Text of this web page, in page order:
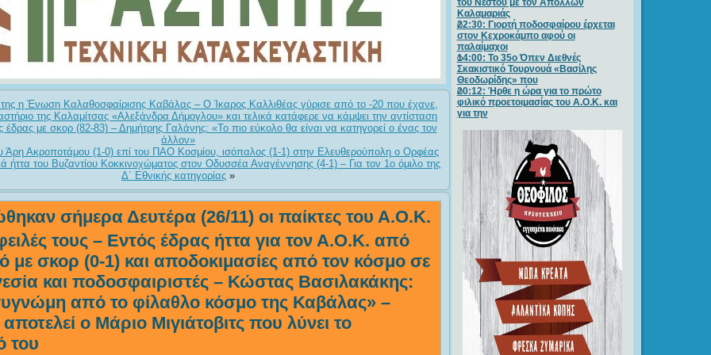
της η Ένωση Καλαθοσφαίρισης Καβάλας – Ο Ίκαρος Καλλιθέας γύρισε από το -20 που έχανε,
της Καλαμίτσας «Αλεξάνδρα Δήμογλου» και τελικά κατάφερε να κάμψει την αντίσταση
έδρας με σκορ (82-83) – Δημήτρης Γαλάνης: «Το πιο εύκολο θα είναι να κατηγορεί ο ένας τον
άλλον»
Άρη Ακροποτάμου (1-0) επί του ΠΑΟ Κοσμίου, ισόπαλος (1-1) στην Ελευθερούπολη ο Ορφέας
ήττα του Βυζαντίου Κοκκινοχώματος στον Οδυσσέα Αναγέννησης (4-1) – Για τον 1ο όμιλο της
Δ΄ Εθνικής κατηγορίας »
σήμερα Δευτέρα (26/11) οι παίκτες του Α.Ο.Κ.
τους – Εντός έδρας ήττα για τον Α.Ο.Κ. από
με σκορ (0-1) και αποδοκιμασίες από τον κόσμο σε
και ποδοσφαιριστές – Κώστας Βασιλακάκης:
από το φίλαθλο κόσμο της Καβάλας» –
ο Μάριο Μιγιάτοβιτς που λύνει το
του
του Νέστου με τον Απόλλων
Καλαμαριάς
22:30: Γιορτή ποδοσφαίρου έρχεται
στον Κεχροκάμπο αφού οι
παλαίμαχοι
14:00: Το 35ο Όπεν Διεθνές
Σκακιστικό Τουρνουά «Βασίλης
Θεοδωρίδης» που
20:12: Ήρθε η ώρα για το πρώτο
φιλικό προετοιμασίας του Α.Ο.Κ. και
για την